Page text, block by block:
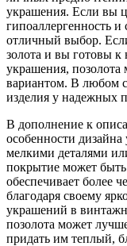
украшения. Если вы
гипоаллергенность
отличный выбор.
золота и вы готовы
украшения,
вариантом. В любом
изделия у надежных
В дополнение к
особенности
мелкими деталями
покрытие может быть
обеспечивает более
благодаря своему
украшений в
позолота может
придать им теплый,